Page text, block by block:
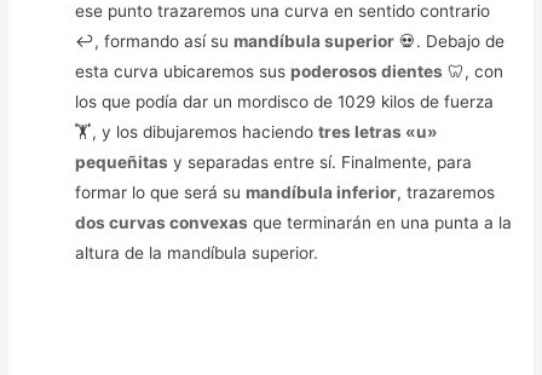
ese punto trazaremos una curva en sentido contrario
↩️, formando así sumandíbula superior 💀. Debajo de
esta curva ubicaremos suspoderosos dientes 🦷, con
los que podía dar un mordisco de 1029 kilos de fuerza
🏋️, y los dibujaremos haciendotres letras «u»
pequeñitas y separadas entre sí. Finalmente, para
formar lo que será sumandíbula inferior, trazaremos
dos curvas convexas que terminarán en una punta a la
altura de la mandíbula superior.